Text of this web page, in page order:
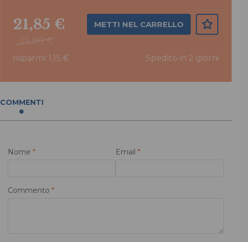
23,00 €
21,85 € METTI NEL CARRELLO
risparmi: 1,15 € Spedito in 2 giorni
COMMENTI
Nome * Email*
Commento *